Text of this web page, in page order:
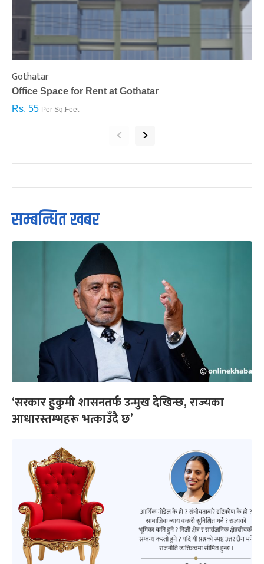
Gothatar
Office Space for Rent at Gothatar
Rs. 55 Per Sq.Feet
‹ ›
सम्बन्धित खबर
‘सरकार हुकुमी शासनतर्फ उन्मुख देखिन्छ, राज्यका
आधारस्तम्भहरू भत्काउँदै छ’